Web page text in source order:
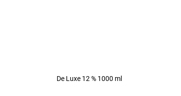
De Luxe 12 % 1000 ml